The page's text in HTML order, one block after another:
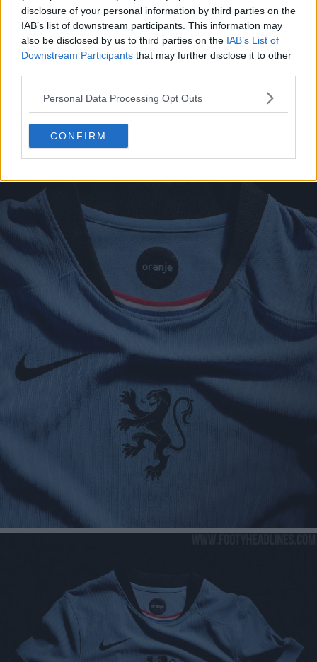
disclosure of your personal information by third parties on the
IAB’s list of downstream participants. This information may
also be disclosed by us to third parties on the IAB’s List of
Downstream Participants that may further disclose it to other
Personal Data Processing Opt Outs
CONFIRM
En effet, le maillot d'extérieur Nike Netherlands Women
2025 évoque des souvenirs du maillot d'extérieur 2008.